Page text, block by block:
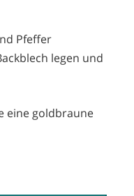
Pfeffer
legen und
eine goldbraune